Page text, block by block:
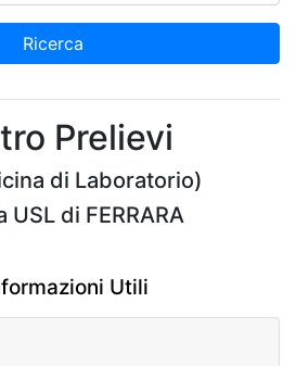
Ricerca
Prelievi
di Laboratorio)
USL di FERRARA
Utili